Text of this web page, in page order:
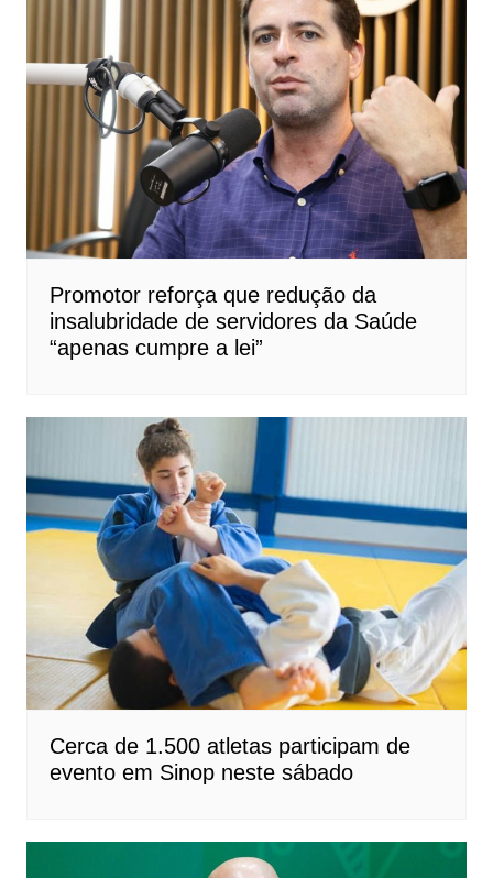
Promotor reforça que redução da
insalubridade de servidores da Saúde
“apenas cumpre a lei”
Cerca de 1.500 atletas participam de
evento em Sinop neste sábado